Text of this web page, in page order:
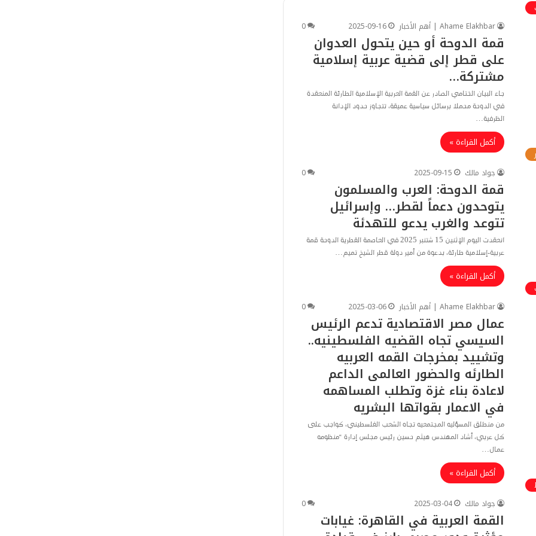
Ahame Elakhbar | أهم الأخبار
2025-09-16
0
قمة الدوحة أو حين يتحول العدوان
على قطر إلى قضية عربية إسلامية
مشتركة…
جاء البيان الختامي الصادر عن القمة العربية الإسلامية الطارئة المنعقدة
في الدوحة محملا برسائل سياسية عميقة، تتجاوز حدود الإدانة
الظرفية…
أكمل القراءة »
جواد مالك
2025-09-15
0
قمة الدوحة: العرب والمسلمون
يتوحدون دعماً لقطر… وإسرائيل
تتوعد والغرب يدعو للتهدئة
انعقدت اليوم الإثنين 15 شتنبر 2025 في العاصمة القطرية الدوحة قمة
عربية-إسلامية طارئة، بدعوة من أمير دولة قطر الشيخ تميم…
أكمل القراءة »
Ahame Elakhbar | أهم الأخبار
2025-03-06
0
عمال مصر الاقتصادية تدعم الرئيس
السيسي تجاه القضيه الفلسطينيه..
وتشييد بمخرجات القمه العربيه
الطارئه والحضور العالمى الداعم
لاعادة بناء غزة وتطلب المساهمه
في الاعمار بقواتها البشريه
من منطلق المسؤليه المجتمعيه تجاه الشعب الفلسطيني، كواجب على
كل عربي، أشاد المهندس هيثم حسين رئيس مجلس إدارة “منظومه
عمال…
أكمل القراءة »
جواد مالك
2025-03-04
0
القمة العربية في القاهرة: غيابات